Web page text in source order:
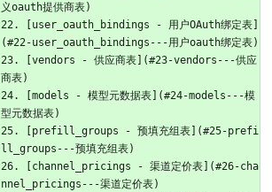
义oauth提供商表)
22. [user_oauth_bindings - 用户OAuth绑定表]
(#22-user_oauth_bindings---用户oauth绑定表)
23. [vendors - 供应商表](#23-vendors---供应
商表)
24. [models - 模型元数据表](#24-models---模
型元数据表)
25. [prefill_groups - 预填充组表](#25-prefi
ll_groups---预填充组表)
26. [channel_pricings - 渠道定价表](#26-cha
nnel_pricings---渠道定价表)